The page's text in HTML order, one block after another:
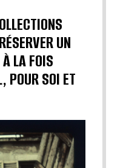
UN
LA FOIS
POUR SOI ET